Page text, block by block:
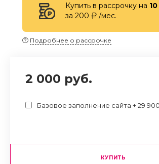
Купить в рассрочку на
за 200
/мес.
Подробнее о рассрочке
2 000 руб.
Базовое заполнение сайта + 29
КУПИТЬ